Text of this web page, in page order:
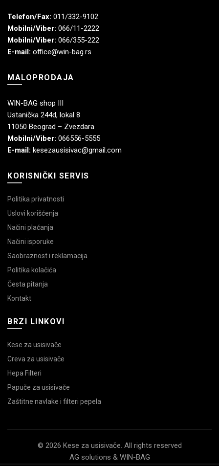
Telefon/Fax: 011/332-9102
Mobilni/Viber: 066/11-2222
Mobilni/Viber: 066/355-222
E-mail: office@win-bag.rs
MALOPRODAJA
WIN-BAG shop III
Ustanička 244d, lokal 8
11050 Beograd – Zvezdara
Mobilni/Viber: 066556-5555
E-mail: kesezausisivac@gmail.com
KORISNIČKI SERVIS
Politika privatnosti
Uslovi korišćenja
Načini plaćanja
Načini isporuke
Saobraznost i reklamacija
Politika kolačića
Česta pitanja
Kontakt
BRZI LINKOVI
Kese za usisivače
Creva za usisivače
Hepa Filteri
Papuče za usisivače
Zaštitne navlake i filteri pepela
© 2026 Kese za usisivače. All rights reserved
AG solutions & WIN-BAG